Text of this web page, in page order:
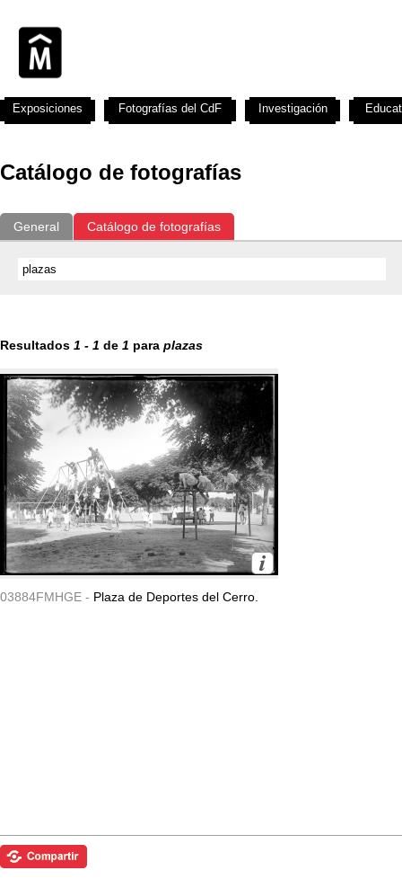
Catálogo de fotografías
General Catálogo de fotografías
Resultados 1 - 1 de 1 para plazas
03884FMHGE - Plaza de Deportes del Cerro.
Exposiciones Fotografías del CdF Investigación